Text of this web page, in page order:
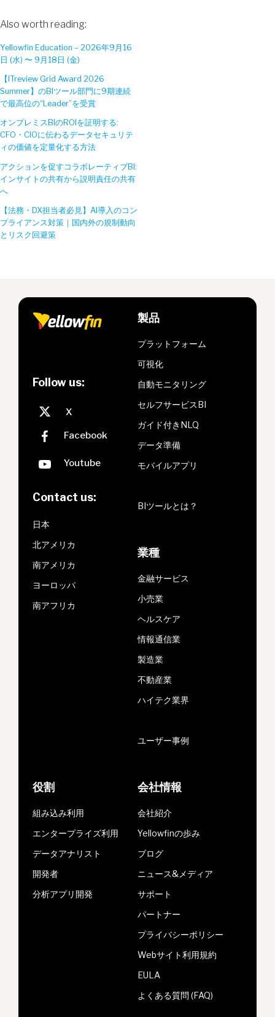
Also worth reading:
Yellowfin Education – 2026年9月16
日 (水) 〜 9月18日 (金)
【ITreview Grid Award 2026
Summer】のBIツール部門に9期連続
で最高位の“Leader”を受賞
オンプレミスBIのROIを証明する:
CFO・CIOに伝わるデータセキュリテ
ィの価値を定量化する方法
アクションを促すコラボレーティブBI:
インサイトの共有から説明責任の共有
へ
【法務・DX担当者必見】AI導入のコン
プライアンス対策｜国内外の規制動向
とリスク回避策
Follow us:
Contact us:
日本
北アメリカ
南アメリカ
ヨーロッパ
南アフリカ
製品
プラットフォーム
可視化
自動モニタリング
セルフサービスBI
ガイド付きNLQ
データ準備
モバイルアプリ
BIツールとは？
業種
金融サービス
小売業
ヘルスケア
情報通信業
製造業
不動産業
ハイテク業界
ユーザー事例
役割
組み込み利用
エンタープライズ利用
データアナリスト
開発者
分析アプリ開発
会社情報
会社紹介
Yellowfinの歩み
ブログ
ニュース&メディア
サポート
パートナー
プライバシーポリシー
Webサイト利用規約
EULA
よくある質問 (FAQ)